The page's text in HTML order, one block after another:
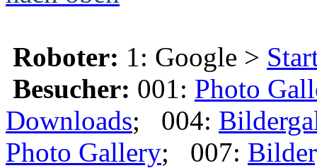
Roboter: 1: Google >
Besucher: 001: Photo
Downloads; 004:
Photo Gallery; 007: